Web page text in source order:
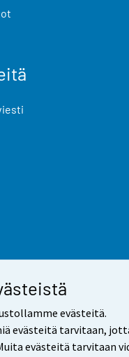
evästeitä.
evästeitä tarvitaan,
evästeitä tarvitaan